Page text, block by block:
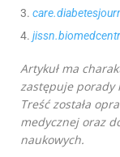
Artykuł ma
zastępuje porady
Treść została
medycznej oraz
naukowych.